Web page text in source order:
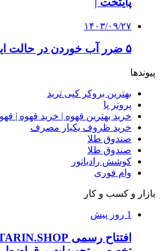
۱۴۰۳/۰۹/۲۷
۵ ضرر آب خوردن در حالت ایستاده
پیوندها
بهترین بروکر کپی ترید
پروتز پا
خرید بهترین قهوه | خرید قهوه |
خرید ظروف یکبار مصرف
صندوق طلا
صندوق طلا
کوشش رادیاتور
وام فوری
بازار و کسب و کار
1 روز پیش